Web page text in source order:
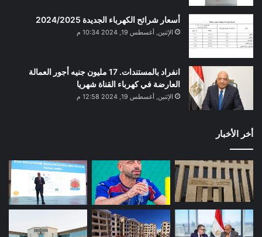
أسعار شرائح الكهرباء الجديدة 2024/2025
الإثنين, أغسطس 19, 2024 10:34 م
انفراد بالمستندات. 17 مليون جنيه أجور العمالة
العارضة في كهرباء القناة شهريا
الإثنين, أغسطس 19, 2024 12:58 م
أخر الأخبار